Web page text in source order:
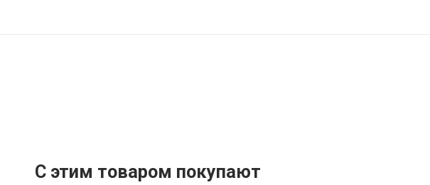
C этим товаром покупают